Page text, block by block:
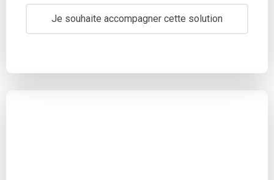
Je souhaite accompagner cette solution